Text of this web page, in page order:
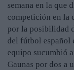
semana en la que
competición en la
por la posibilidad
del fútbol español
equipo sucumbió
Gaunas por dos a